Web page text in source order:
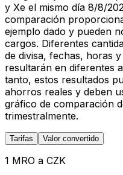
y Xe el mismo día 8/8/
comparación
ejemplo dado y pueden
cargos. Diferentes
de divisa, fechas, horas
resultarán en diferentes
tanto, estos resultados
ahorros reales y deben
gráfico de comparación
trimestralmente.
Tarifas Valor convertido
1 MRO a CZK